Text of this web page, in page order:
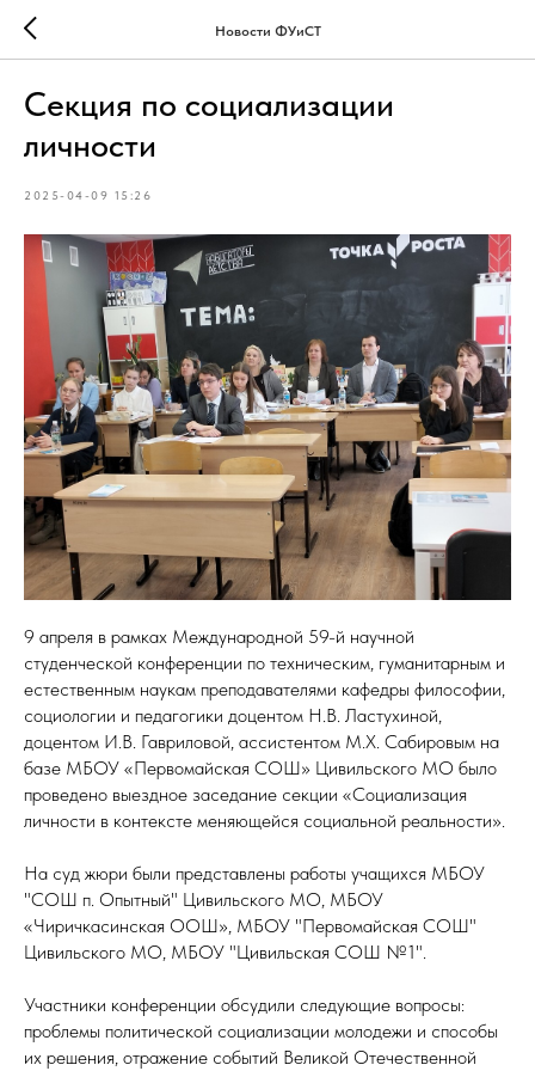
Новости ФУиСТ
Секция по социализации
личности
2025-04-09 15:26
9 апреля в рамках Международной 59-й научной
студенческой конференции по техническим, гуманитарным и
естественным наукам преподавателями кафедры философии,
социологии и педагогики доцентом Н.В. Ластухиной,
доцентом И.В. Гавриловой, ассистентом М.Х. Сабировым на
базе МБОУ «Первомайская СОШ» Цивильского МО было
проведено выездное заседание секции «Социализация
личности в контексте меняющейся социальной реальности».
На суд жюри были представлены работы учащихся МБОУ
"СОШ п. Опытный" Цивильского МО, МБОУ
«Чиричкасинская ООШ», МБОУ "Первомайская СОШ"
Цивильского МО, МБОУ "Цивильская СОШ №1".
Участники конференции обсудили следующие вопросы:
проблемы политической социализации молодежи и способы
их решения, отражение событий Великой Отечественной